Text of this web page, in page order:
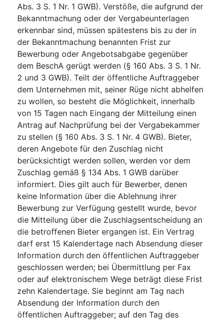
Abs. 3 S. 1 Nr. 1 GWB). Verstöße, die aufgrund der
Bekanntmachung oder der Vergabeunterlagen
erkennbar sind, müssen spätestens bis zu der in
der Bekanntmachung benannten Frist zur
Bewerbung oder Angebotsabgabe gegenüber
dem BeschA gerügt werden (§ 160 Abs. 3 S. 1 Nr.
2 und 3 GWB). Teilt der öffentliche Auftraggeber
dem Unternehmen mit, seiner Rüge nicht abhelfen
zu wollen, so besteht die Möglichkeit, innerhalb
von 15 Tagen nach Eingang der Mitteilung einen
Antrag auf Nachprüfung bei der Vergabekammer
zu stellen (§ 160 Abs. 3 S. 1 Nr. 4 GWB). Bieter,
deren Angebote für den Zuschlag nicht
berücksichtigt werden sollen, werden vor dem
Zuschlag gemäß § 134 Abs. 1 GWB darüber
informiert. Dies gilt auch für Bewerber, denen
keine Information über die Ablehnung ihrer
Bewerbung zur Verfügung gestellt wurde, bevor
die Mitteilung über die Zuschlagsentscheidung an
die betroffenen Bieter ergangen ist. Ein Vertrag
darf erst 15 Kalendertage nach Absendung dieser
Information durch den öffentlichen Auftraggeber
geschlossen werden; bei Übermittlung per Fax
oder auf elektronischem Wege beträgt diese Frist
zehn Kalendertage. Sie beginnt am Tag nach
Absendung der Information durch den
öffentlichen Auftraggeber; auf den Tag des